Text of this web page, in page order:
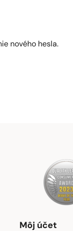
nového hesla.
Môj účet